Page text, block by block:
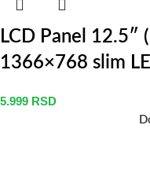
LCD Panel 12.5″
1366×768 slim
5.999 RSD